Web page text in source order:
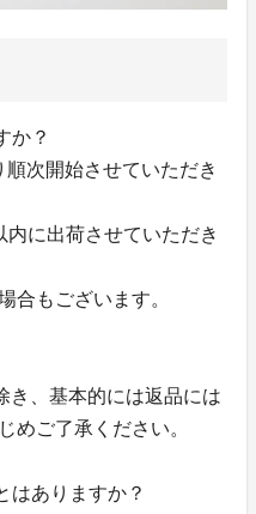
か？
次開始させていただき
に出荷させていただき
合もございます。
き、基本的には返品には
めご了承ください。
はありますか？